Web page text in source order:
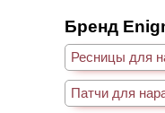
Бренд
Ресницы для
Патчи для